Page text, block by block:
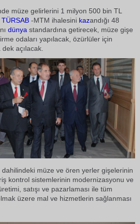
müze gelirlerini 1 milyon 500 bin TL
TÜRSAB -MTM ihalesini kazandığı 48
dünya standardına getirecek, müze gişe
odaları yapılacak, özürlüler için
açılacak.
müze ve ören yerler gişelerinin
kontrol sistemlerinin modernizasyonu ve
satışı ve pazarlaması ile tüm
üzere mal ve hizmetlerin sağlanması